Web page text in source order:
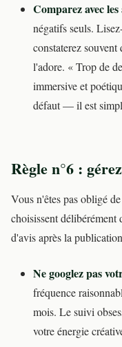
Comparez avec
négatifs seuls.
constaterez
l'adore. « Trop de
immersive et
défaut — il est
Règle n°6 :
Vous n'êtes pas obligé
choisissent délibérément
d'avis après la
Ne googlez pas
fréquence
mois. Le suivi
votre énergie